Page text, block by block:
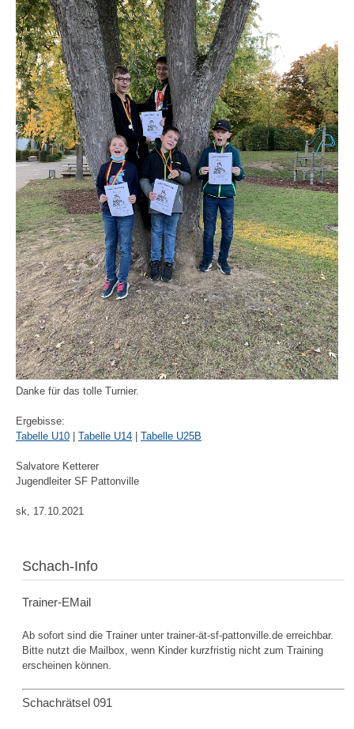
Danke für das tolle Turnier.
Ergebisse:
Tabelle U10
Tabelle U14 Tabelle U25B
Salvatore Ketterer
Jugendleiter SF Pattonville
sk, 17.10.2021
Schach-Info
Trainer-EMail
Ab sofort sind die Trainer unter trainer-ät-sf-pattonville.de erreichbar.
Bitte nutzt die Mailbox, wenn Kinder kurzfristig nicht zum Training
erscheinen können.
Schachrätsel 091